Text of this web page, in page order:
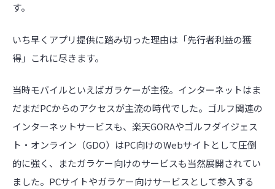
す。
いち早くアプリ提供に踏み切った理由は「先行者利益の獲
得」これに尽きます。
当時モバイルといえばガラケーが主役。インターネットはま
だまだPCからのアクセスが主流の時代でした。ゴルフ関連の
インターネットサービスも、楽天GORAやゴルフダイジェス
ト・オンライン（GDO）はPC向けのWebサイトとして圧倒
的に強く、またガラケー向けのサービスも当然展開されてい
ました。PCサイトやガラケー向けサービスとして参入する